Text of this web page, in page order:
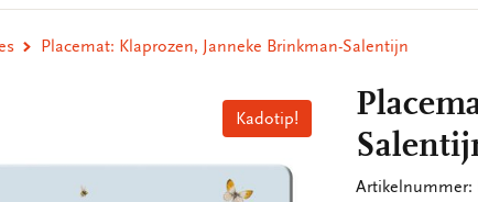
Placemat: Klaprozen, Janneke Brinkman-Salentijn
Kadotip!
Artikelnummer: